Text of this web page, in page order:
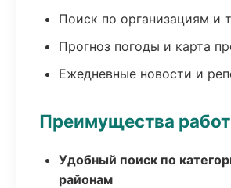
Поиск по организациям и
Прогноз погоды и карта
Ежедневные новости и
Преимущества
Удобный поиск по
районам